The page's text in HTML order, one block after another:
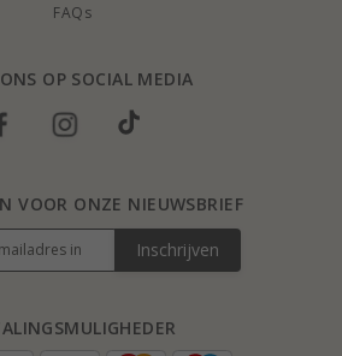
FAQs
OP SOCIAL MEDIA
VOOR ONZE NIEUWSBRIEF
Inschrijven